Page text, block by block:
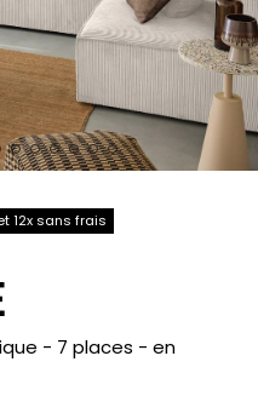
12x sans frais
- 7 places - en